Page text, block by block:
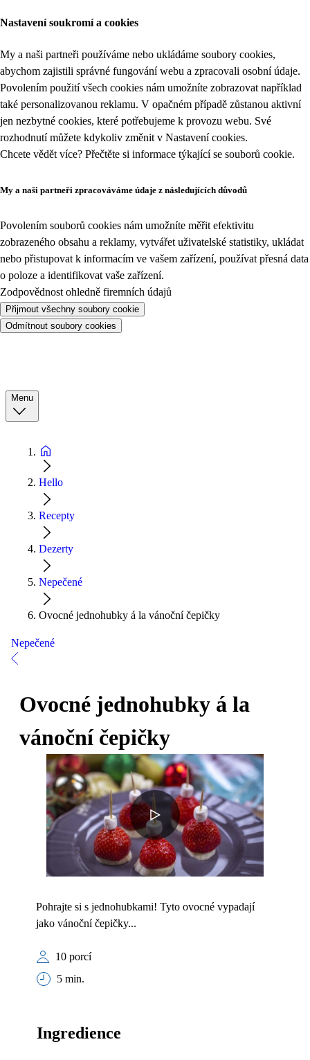
Nastavení soukromí a cookies
My a naši partneři používáme nebo ukládáme soubory cookies,
abychom zajistili správné fungování webu a zpracovali osobní údaje.
Povolením použití všech cookies nám umožníte zobrazovat například
také personalizovanou reklamu. V opačném případě zůstanou aktivní
jen nezbytné cookies, které potřebujeme k provozu webu. Své
rozhodnutí můžete kdykoliv změnit v Nastavení cookies.
Chcete vědět více? Přečtěte si informace týkající se souborů cookie.
My a naši partneři zpracováváme údaje z následujících důvodů
Povolením souborů cookies nám umožníte měřit efektivitu
zobrazeného obsahu a reklamy, vytvářet uživatelské statistiky, ukládat
nebo přistupovat k informacím ve vašem zařízení, používat přesná data
o poloze a identifikovat vaše zařízení.
Zodpovědnost ohledně firemních údajů
Přijmout všechny soubory cookie
Odmítnout soubory cookies
Menu
Hello
Recepty
Dezerty
Nepečené
Ovocné jednohubky á la vánoční čepičky
Nepečené
Ovocné jednohubky á la
vánoční čepičky
Pohrajte si s jednohubkami! Tyto ovocné vypadají
jako vánoční čepičky...
10 porcí
5 min.
Ingredience